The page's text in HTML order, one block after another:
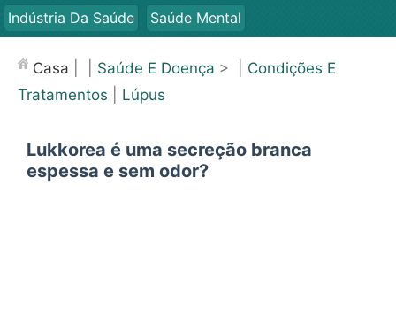
Indústria Da Saúde
Saúde Mental
Saúde
Casa Saúde E Doença > | Condições E
Tratamentos
Lúpus
Lukkorea é uma secreção branca
espessa e sem odor?